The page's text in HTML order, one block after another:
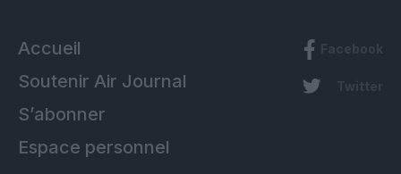
Accueil
Soutenir Air Journal
S’abonner
Espace personnel